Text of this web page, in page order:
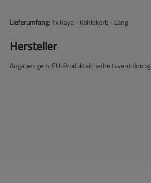
Lieferumfang: 1x Kaya - Kohlekorb - Lang
Hersteller
Angaben gem. EU-Produktsicherheitsverordnung